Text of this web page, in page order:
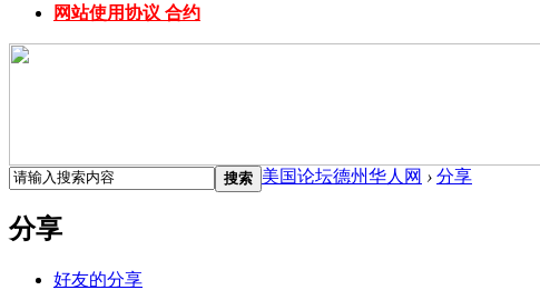
网站使用协议 合约
搜索 美国论坛德州华人网 › 分享
分享
好友的分享